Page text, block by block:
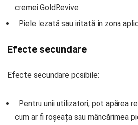
cremei GoldRevive.
Piele lezată sau iritată în zona
Efecte secundare
Efecte secundare posibile:
Pentru unii utilizatori, pot apărea
cum ar fi roșeața sau mâncărimea